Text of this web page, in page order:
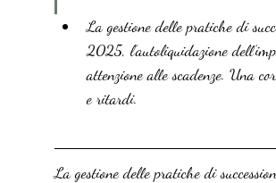
La gestione delle pratiche di
2025, l’autoliquidazione
attenzione alle scadenze. Una
e ritardi.
La gestione delle pratiche di